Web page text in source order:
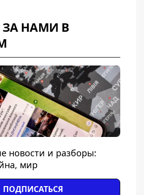
ЗА НАМИ В
новости и разборы:
мир
ПОДПИСАТЬСЯ